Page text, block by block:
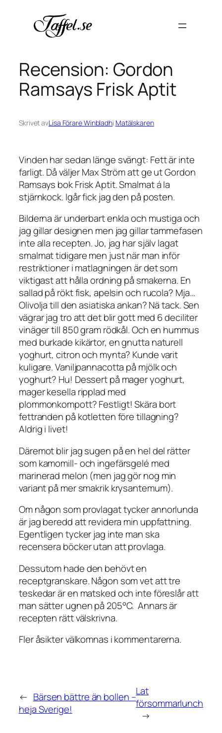
innehåll
Recension: Gordon
Ramsays Frisk Aptit
Skrivet avLisa Förare Winbladhi Matälskaren
Vinden har sedan länge svängt: Fett är inte
farligt. Då väljer Max Ström att ge ut Gordon
Ramsays bok Frisk Aptit. Smalmat á la
stjärnkock. Igår fick jag den på posten.
Bilderna är underbart enkla och mustiga och
jag gillar designen men jag gillar tammefasen
inte alla recepten. Jo, jag har själv lagat
smalmat tidigare men just när man inför
restriktioner i matlagningen är det som
viktigast att hålla ordning på smakerna. En
sallad på rökt fisk, apelsin och rucola? Mja…
Olivolja till den asiatiska ankan? Nä tack. Sen
vägrar jag tro att det blir gott med 6 deciliter
vinäger till 850 gram rödkål. Och en hummus
med burkade kikärtor, en gnutta naturell
yoghurt, citron och mynta? Kunde varit
kuligare. Vaniljpannacotta på mjölk och
yoghurt? Hu! Dessert på mager yoghurt,
mager kesella ripplad med
plommonkompott? Festligt! Skära bort
fettranden på kotletten före tillagning?
Aldrig i livet!
Däremot blir jag sugen på en hel del rätter
som kamomill- och ingefärsgelé med
marinerad melon (men jag gör nog min
variant på mer smakrik krysantemum).
Om någon som provlagat tycker annorlunda
är jag beredd att revidera min uppfattning.
Egentligen tycker jag inte man ska
recensera böcker utan att provlaga.
Dessutom hade den behövt en
receptgranskare. Någon som vet att tre
teskedar är en matsked och inte föreslår att
man sätter ugnen på 205°C. Annars är
recepten rätt välskrivna.
Fler åsikter välkomnas i kommentarerna.
← Bärsen bättre än bollen –
heja Sverige!
Lat
försommarlunch
→